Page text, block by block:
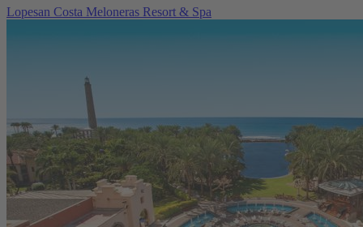
Lopesan Costa Meloneras Resort & Spa